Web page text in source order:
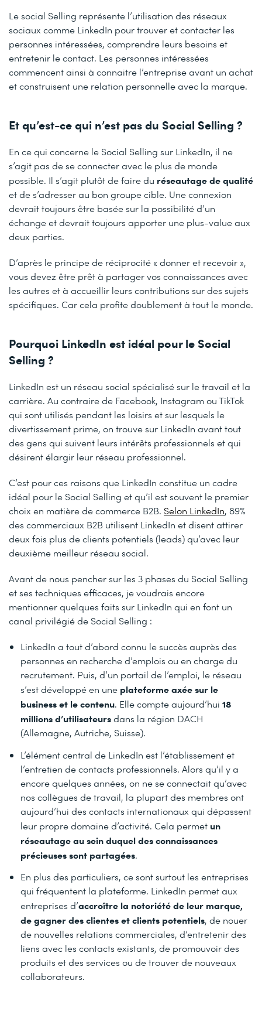
Le social Selling représente l’utilisation des réseaux
sociaux comme LinkedIn pour trouver et contacter les
personnes intéressées, comprendre leurs besoins et
entretenir le contact. Les personnes intéressées
commencent ainsi à connaitre l’entreprise avant un achat
et construisent une relation personnelle avec la marque.
Et qu’est-ce qui n’est pas du Social Selling ?
En ce qui concerne le Social Selling sur LinkedIn, il ne
s’agit pas de se connecter avec le plus de monde
possible. Il s’agit plutôt de faire du réseautage de qualité
et de s’adresser au bon groupe cible. Une connexion
devrait toujours être basée sur la possibilité d’un
échange et devrait toujours apporter une plus-value aux
deux parties.
D’après le principe de réciprocité « donner et recevoir »,
vous devez être prêt à partager vos connaissances avec
les autres et à accueillir leurs contributions sur des sujets
spécifiques. Car cela profite doublement à tout le monde.
Pourquoi LinkedIn est idéal pour le Social
Selling ?
LinkedIn est un réseau social spécialisé sur le travail et la
carrière. Au contraire de Facebook, Instagram ou TikTok
qui sont utilisés pendant les loisirs et sur lesquels le
divertissement prime, on trouve sur LinkedIn avant tout
des gens qui suivent leurs intérêts professionnels et qui
désirent élargir leur réseau professionnel.
C’est pour ces raisons que LinkedIn constitue un cadre
idéal pour le Social Selling et qu’il est souvent le premier
choix en matière de commerce B2B. Selon LinkedIn, 89%
des commerciaux B2B utilisent LinkedIn et disent attirer
deux fois plus de clients potentiels (leads) qu’avec leur
deuxième meilleur réseau social.
Avant de nous pencher sur les 3 phases du Social Selling
et ses techniques efficaces, je voudrais encore
mentionner quelques faits sur LinkedIn qui en font un
canal privilégié de Social Selling :
LinkedIn a tout d’abord connu le succès auprès des
personnes en recherche d’emplois ou en charge du
recrutement. Puis, d’un portail de l’emploi, le réseau
s’est développé en une plateforme axée sur le
business et le contenu. Elle compte aujourd’hui 18
millions d’utilisateursdans la région DACH
(Allemagne, Autriche, Suisse).
L’élément central de LinkedIn est l’établissement et
l’entretien de contacts professionnels. Alors qu’il y a
encore quelques années, on ne se connectait qu’avec
nos collègues de travail, la plupart des membres ont
aujourd’hui des contacts internationaux qui dépassent
leur propre domaine d’activité. Cela permet un
réseautage au sein duquel des connaissances
précieuses sont partagées.
En plus des particuliers, ce sont surtout les entreprises
qui fréquentent la plateforme. LinkedIn permet aux
entreprises d’accroître la notoriété de leur marque,
de gagner des clientes et clients potentiels, de nouer
de nouvelles relations commerciales, d’entretenir des
liens avec les contacts existants, de promouvoir des
produits et des services ou de trouver de nouveaux
collaborateurs.